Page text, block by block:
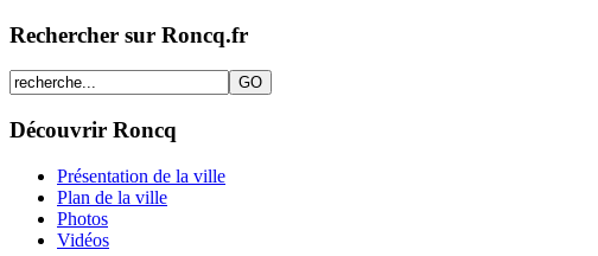
Rechercher sur Roncq.fr
Découvrir Roncq
Présentation de la ville
Plan de la ville
Photos
Vidéos